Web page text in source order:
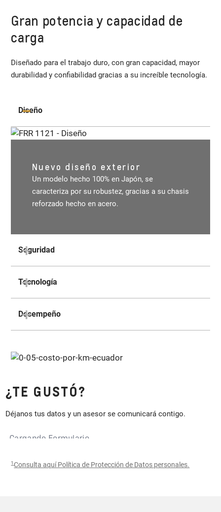
Gran potencia y capacidad de
carga
Diseñado para el trabajo duro, con gran capacidad, mayor
durabilidad y confiabilidad gracias a su increíble tecnología.
Diseño
Nuevo diseño exterior
Un modelo hecho 100% en Japón, se
caracteriza por su robustez, gracias a su chasis
reforzado hecho en acero.
Seguridad
Tecnología
Desempeño
¿TE GUSTÓ?
Déjanos tus datos y un asesor se comunicará contigo.
1 Consulta aquí Política de Protección de Datos personales.